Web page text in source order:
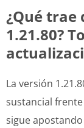
¿Qué trae
1.21.80?
La versión
sustancial
sigue